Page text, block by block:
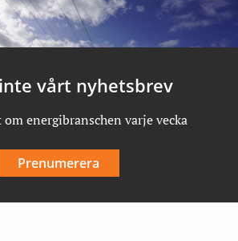
vårt nyhetsbrev
energibranschen varje vecka
Prenumerera